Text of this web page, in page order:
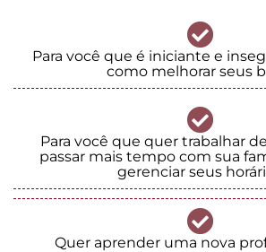
Para você que é iniciante e
como melhorar seus
Para você que quer trabalhar
passar mais tempo com sua
gerenciar seus
Quer aprender uma nova